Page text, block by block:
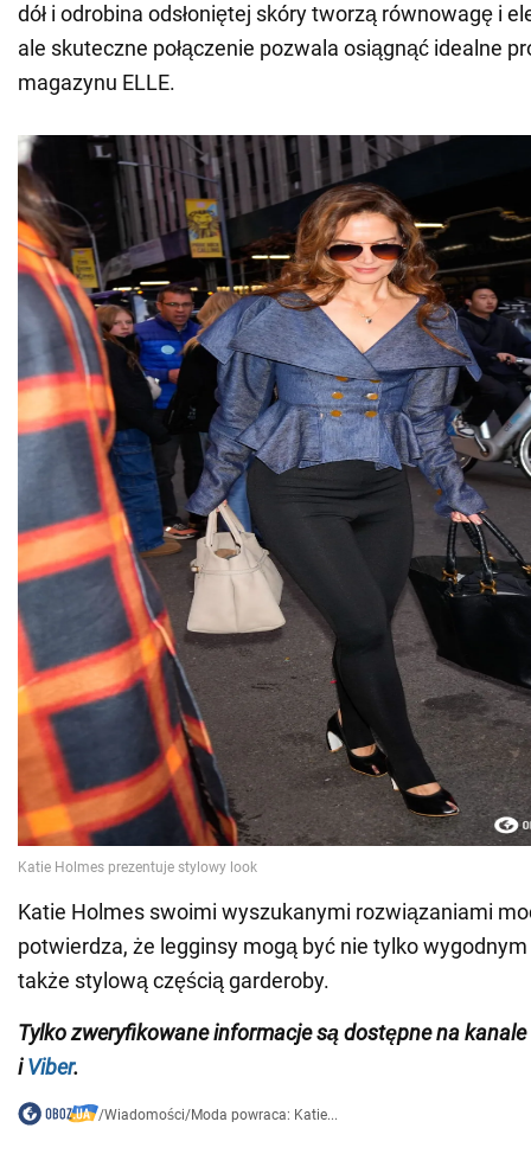
dół i odrobina odsłoniętej skóry tworzą równowagę i
ale skuteczne połączenie pozwala osiągnąć idealne
magazynu ELLE.
Katie Holmes swoimi wyszukanymi rozwiązaniami
potwierdza, że legginsy mogą być nie tylko
także stylową częścią garderoby.
Tylko zweryfikowane informacje są dostępne na kanale
iViber.
/Wiadomości/Moda powraca: Katie...